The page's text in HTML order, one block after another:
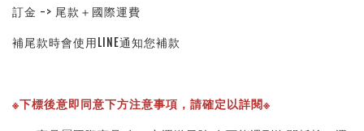
訂金 -> 尾款＋國際運費
補尾款時會使用LINE通知您補款
※下標後意即同意下方注意事項，請確定以詳閱※